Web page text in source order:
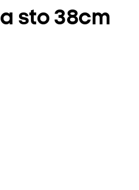
sto 38cm